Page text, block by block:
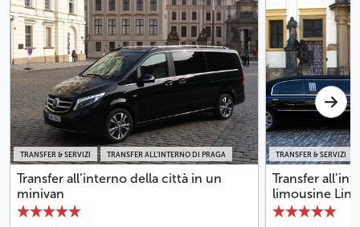
TRANSFER & SERVIZI TRANSFER ALL’INTERNO DI PRAGA
Transfer all’interno della città in un
minivan
TRANSFER & SERVIZI
Transfer
limousine